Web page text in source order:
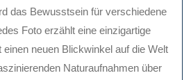
das Bewusstsein für verschiedene
Foto erzählt eine einzigartige
neuen Blickwinkel auf die Welt
Naturaufnahmen über